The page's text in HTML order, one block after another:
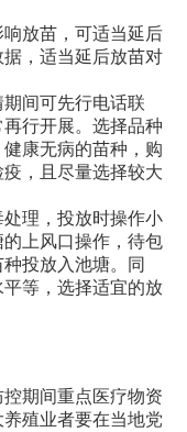
放苗，可适当延后
，适当延后放苗对
间可先行电话联
行开展。选择品种
康无病的苗种，购
，且尽量选择较大
理，投放时操作小
上风口操作，待包
投放入池塘。同
等，选择适宜的放
期间重点医疗物资
殖业者要在当地党